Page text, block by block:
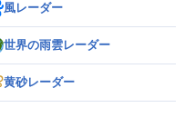
風レーダー
世界の雨雲レーダー
黄砂レーダー